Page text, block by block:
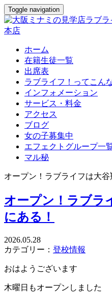
Toggle navigation
ホーム
在籍生徒一覧
出席表
ラブライフ！ってこん
インフォメーション
サービス・料金
アクセス
ブログ
女の子募集中
エフェクトグループ一
マル秘
オープン！ラブライフは大谷
オープン！ラブラ
にある！
2026.05.28
カテゴリー： 登校情報
おはようございます
木曜日もオープンしました